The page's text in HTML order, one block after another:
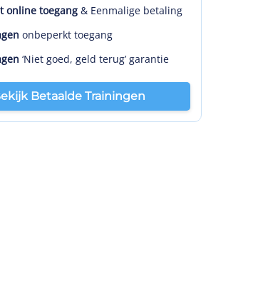
online toegang& Eenmalige betaling
onbeperkt toegang
‘Niet goed, geld terug’ garantie
Betaalde Trainingen